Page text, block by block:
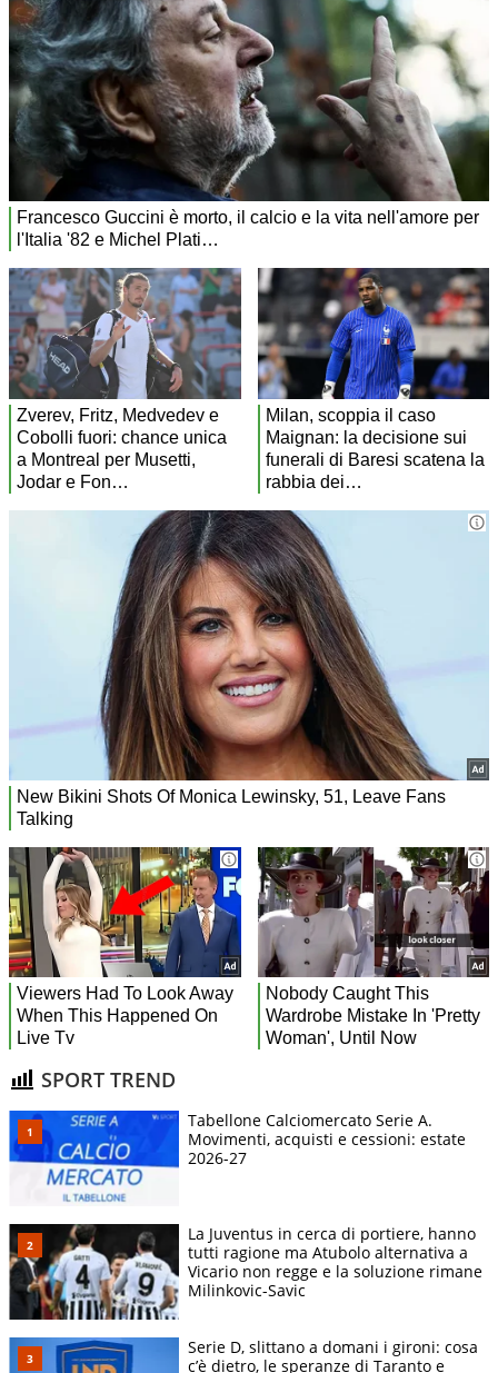
SPORT TREND
Tabellone Calciomercato Serie A.
Movimenti, acquisti e cessioni: estate
2026-27
La Juventus in cerca di portiere, hanno
tutti ragione ma Atubolo alternativa a
Vicario non regge e la soluzione rimane
Milinkovic-Savic
Serie D, slittano a domani i gironi: cosa
c’è dietro, le speranze di Taranto e